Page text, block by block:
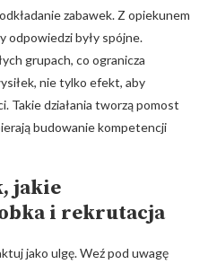
zabawek. Z opiekunem
odpowiedzi były spójne.
grupach, co ogranicza
nie tylko efekt, aby
Takie działania tworzą pomost
budowanie kompetencji
jakie
i rekrutacja
jako ulgę. Weź pod uwagę